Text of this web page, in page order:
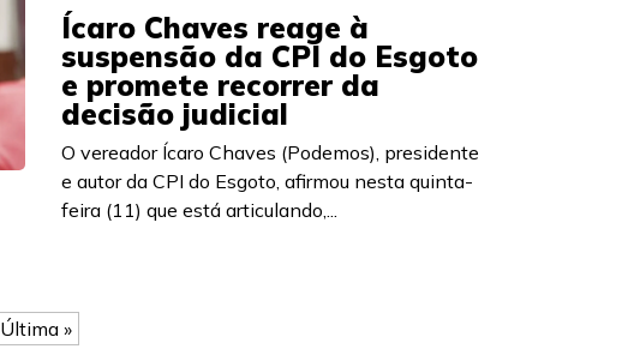
Ícaro Chaves reage à
suspensão da CPI do Esgoto
e promete recorrer da
decisão judicial
O vereador Ícaro Chaves (Podemos), presidente
e autor da CPI do Esgoto, afirmou nesta quinta-
feira (11) que está articulando,...
Última »